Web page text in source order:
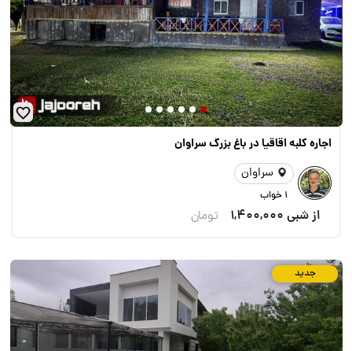
اجاره کلبه اقاقیا در باغ بزرگ سراوان
سراوان
1 خواب
از شبی 1,400,000 تومان
جدید